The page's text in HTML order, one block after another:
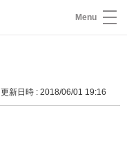
Menu
更新日時 : 2018/06/01 19:16